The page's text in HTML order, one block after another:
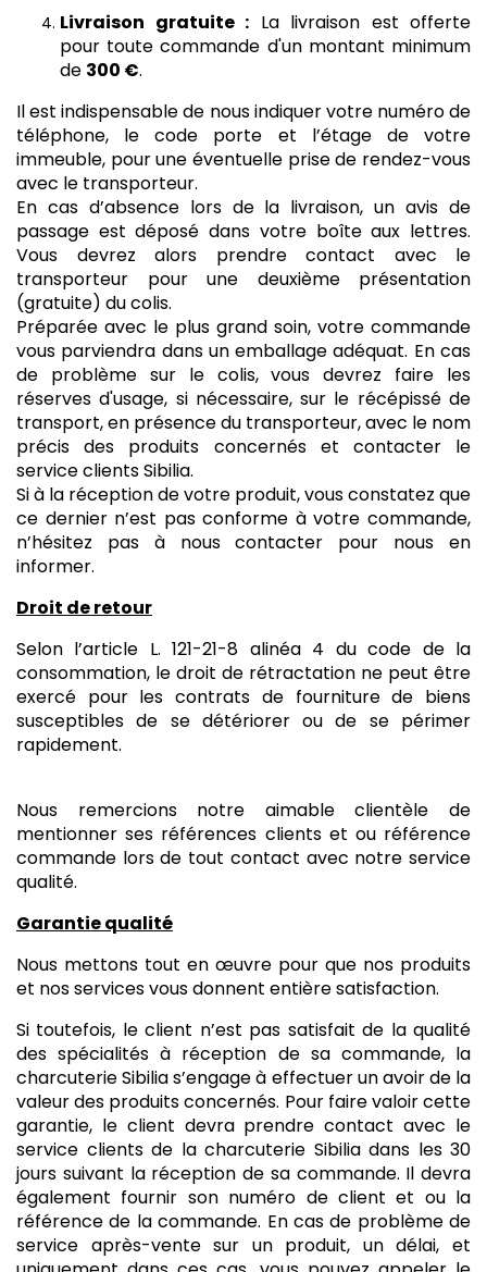
Livraison gratuite : La livraison est offerte
pour toute commande d'un montant minimum
de 300 €.
Il est indispensable de nous indiquer votre numéro de
téléphone, le code porte et l’étage de votre
immeuble, pour une éventuelle prise de rendez-vous
avec le transporteur.
En cas d’absence lors de la livraison, un avis de
passage est déposé dans votre boîte aux lettres.
Vous devrez alors prendre contact avec le
transporteur pour une deuxième présentation
(gratuite) du colis.
Préparée avec le plus grand soin, votre commande
vous parviendra dans un emballage adéquat. En cas
de problème sur le colis, vous devrez faire les
réserves d'usage, si nécessaire, sur le récépissé de
transport, en présence du transporteur, avec le nom
précis des produits concernés et contacter le
service clients Sibilia.
Si à la réception de votre produit, vous constatez que
ce dernier n’est pas conforme à votre commande,
n’hésitez pas à nous contacter pour nous en
informer.
Droit de retour
Selon l’article L. 121-21-8 alinéa 4 du code de la
consommation, le droit de rétractation ne peut être
exercé pour les contrats de fourniture de biens
susceptibles de se détériorer ou de se périmer
rapidement.
Nous remercions notre aimable clientèle de
mentionner ses références clients et ou référence
commande lors de tout contact avec notre service
qualité.
Garantie qualité
Nous mettons tout en œuvre pour que nos produits
et nos services vous donnent entière satisfaction.
Si toutefois, le client n’est pas satisfait de la qualité
des spécialités à réception de sa commande, la
charcuterie Sibilia s’engage à effectuer un avoir de la
valeur des produits concernés. Pour faire valoir cette
garantie, le client devra prendre contact avec le
service clients de la charcuterie Sibilia dans les 30
jours suivant la réception de sa commande. Il devra
également fournir son numéro de client et ou la
référence de la commande. En cas de problème de
service après-vente sur un produit, un délai, et